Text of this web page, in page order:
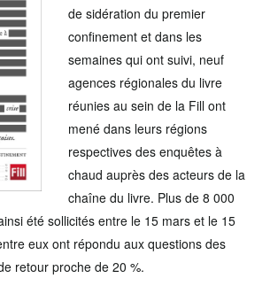
de sidération du premier
confinement et dans les
semaines qui ont suivi, neuf
agences régionales du livre
réunies au sein de la Fill ont
mené dans leurs régions
respectives des enquêtes à
chaud auprès des acteurs de la
chaîne du livre. Plus de 8 000
été sollicités entre le 15 mars et le 15
eux ont répondu aux questions des
retour proche de 20 %.